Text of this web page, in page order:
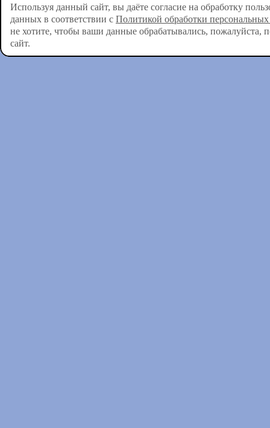
Используя данный сайт, вы даёте согласие на обработку
данных в соответствии с Политикой обработки
не хотите, чтобы ваши данные обрабатывались, пожалуйста,
сайт.